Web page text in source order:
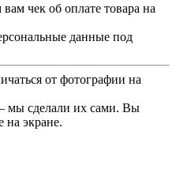
чек об оплате товара на
данные под
от фотографии на
мы сделали их сами. Вы
на экране.